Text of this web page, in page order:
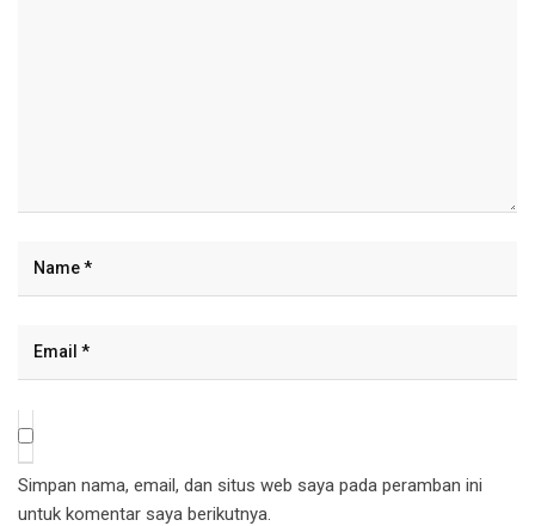
Simpan nama, email, dan situs web saya pada peramban ini
untuk komentar saya berikutnya.